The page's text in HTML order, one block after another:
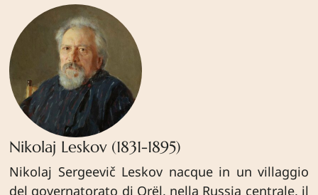
Nikolaj Leskov (1831-1895)
Nikolaj Sergeevič Leskov nacque in un villaggio
del governatorato di Orёl, nella Russia centrale, il